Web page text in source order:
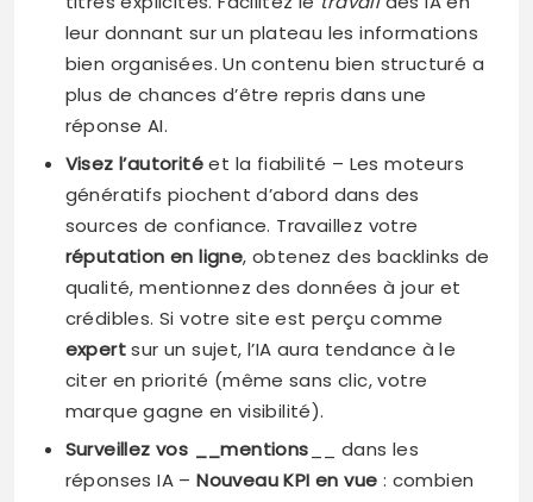
leur donnant sur un plateau les informations
bien organisées. Un contenu bien structuré a
plus de chances d’être repris dans une
réponse AI.
Visez l’autoritéet la fiabilité – Les moteurs
génératifs piochent d’abord dans des
sources de confiance. Travaillez votre
réputation en ligne, obtenez des backlinks de
qualité, mentionnez des données à jour et
crédibles. Si votre site est perçu comme
expertsur un sujet, l’IA aura tendance à le
citer en priorité (même sans clic, votre
marque gagne en visibilité).
Surveillez vos __mentions __ dans les
réponses IA – Nouveau KPI en vue : combien